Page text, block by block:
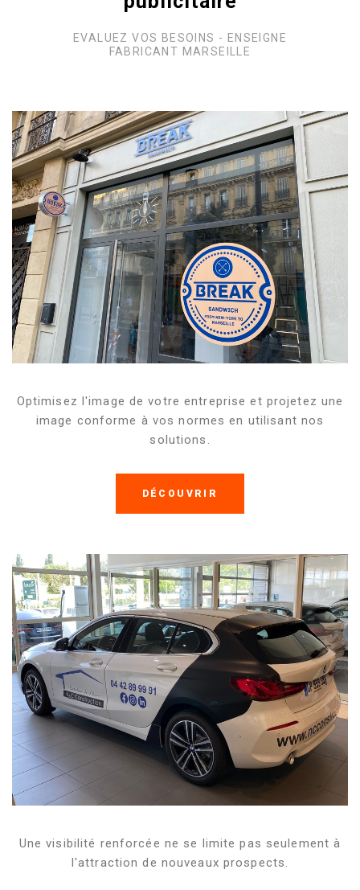
EVALUEZ VOS BESOINS - ENSEIGNE
FABRICANT MARSEILLE
Optimisez l'image de votre entreprise et projetez une
image conforme à vos normes en utilisant nos
solutions.
DÉCOUVRIR
Une visibilité renforcée ne se limite pas seulement à
l'attraction de nouveaux prospects.